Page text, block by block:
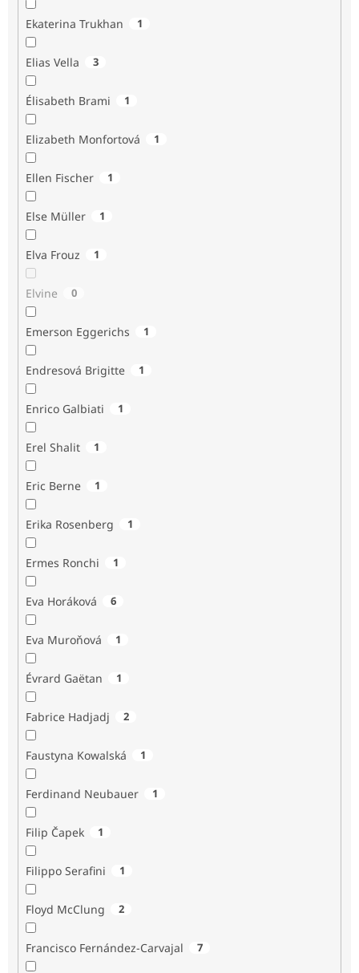
Ekaterina Trukhan 1
Elias Vella 3
Élisabeth Brami 1
Elizabeth Monfortová 1
Ellen Fischer 1
Else Müller 1
Elva Frouz 1
Elvine 0
Emerson Eggerichs 1
Endresová Brigitte 1
Enrico Galbiati 1
Erel Shalit 1
Eric Berne 1
Erika Rosenberg 1
Ermes Ronchi 1
Eva Horáková 6
Eva Muroňová 1
Évrard Gaëtan 1
Fabrice Hadjadj 2
Faustyna Kowalská 1
Ferdinand Neubauer 1
Filip Čapek 1
Filippo Serafini 1
Floyd McClung 2
Francisco Fernández-Carvajal 7